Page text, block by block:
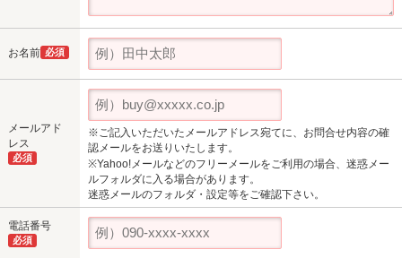
お名前 必須
メールアド
レス
必須
※ご記入いただいたメールアドレス宛てに、お問合せ内容の確
認メールをお送りいたします。
※Yahoo!メールなどのフリーメールをご利用の場合、迷惑メー
ルフォルダに入る場合があります。
迷惑メールのフォルダ・設定等をご確認下さい。
電話番号
必須